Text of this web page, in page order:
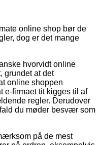
online shop bør de
dog er det mange
hvorvidt online
grundet at det
online shoppen
e-firmaet tit kigges til af
regler. Derudover
du møder besvær som
på de mest